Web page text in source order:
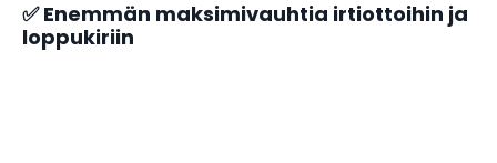
✅ Enemmän maksimivauhtia irtiottoihin ja
loppukiriin